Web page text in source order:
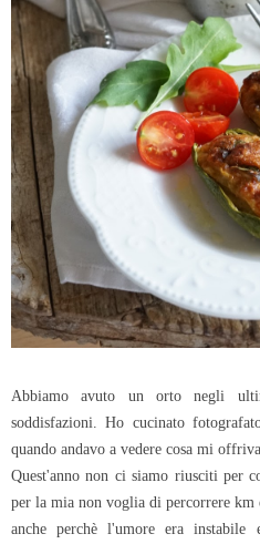
Abbiamo avuto un orto negli
soddisfazioni. Ho cucinato
quando andavo a vedere cosa mi offriva.
Quest'anno non ci siamo riusciti per
per la mia non voglia di percorrere km
anche perchè l'umore era instabile